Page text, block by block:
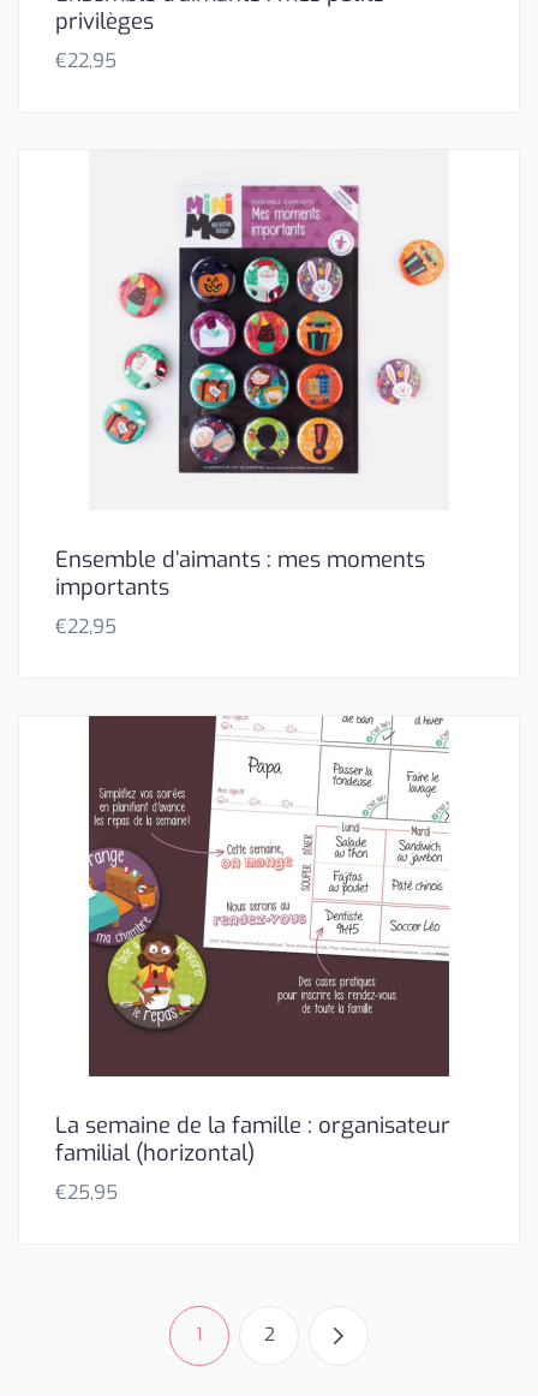
privilèges
€22,95
Ensemble d’aimants : mes moments
importants
€22,95
La semaine de la famille : organisateur
familial (horizontal)
€25,95
1 2